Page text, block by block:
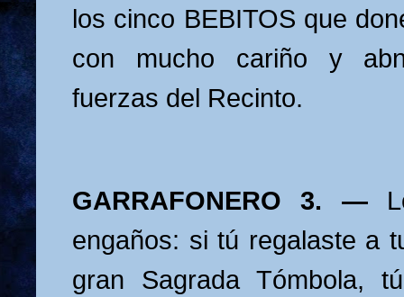
los cinco BEBITOS que
con mucho cariño y
fuerzas del Recinto.
GARRAFONERO 3. —
engaños: si tú regalaste a
gran Sagrada Tómbola,